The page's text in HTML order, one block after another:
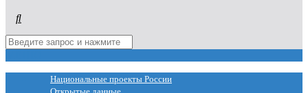
Национальные проекты России